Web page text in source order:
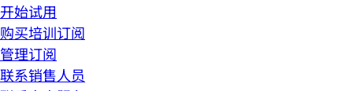
开始试用
购买培训订阅
管理订阅
联系销售人员